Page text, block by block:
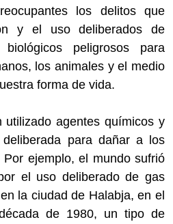
los delitos que
y el uso deliberados de
peligrosos para
los animales y el medio
forma de vida.
utilizado agentes químicos y
para dañar a los
ejemplo, el mundo sufrió
el uso deliberado de gas
la ciudad de Halabja, en el
de 1980, un tipo de